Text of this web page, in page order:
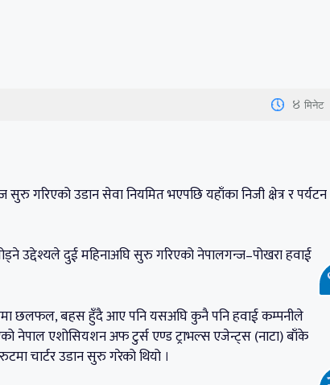
4 मिनेट
सुरु गरिएको उडान सेवा नियमित भएपछि यहाँका निजी क्षेत्र र पर्यटन
उद्देश्यले दुई महिनाअघि सुरु गरिएको नेपालगन्ज–पोखरा हवाई
छलफल, बहस हुँदै आए पनि यसअघि कुनै पनि हवाई कम्पनीले
नेपाल एशोसियशन अफ टुर्स एण्ड ट्राभल्स एजेन्ट्स (नाटा) बाँके
चार्टर उडान सुरु गरेको थियो ।